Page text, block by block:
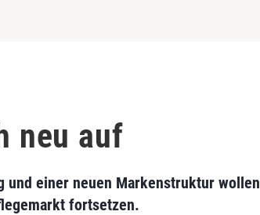
neu auf
einer neuen Markenstruktur wollen
fortsetzen.